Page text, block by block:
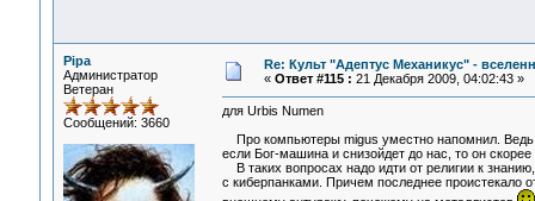
Pipa
Администратор
Ветеран
Сообщений: 3660
Re: Культ "Адептус Механикус" -
« Ответ #115 : 21 Декабря 2009, 04:02:43 »
для Urbis Numen
Про компьютеры migus уместно напомнил.
если Бог-машина и снизойдет до нас, то он
В таких вопросах надо идти от религии к
с киберпанками. Причем последнее проистекало